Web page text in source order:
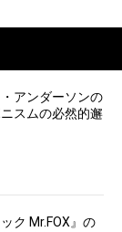
・アンダーソンの
スムの必然的邂
ク Mr.FOX』の